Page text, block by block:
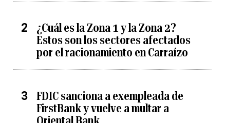
¿Cuál es la Zona 1 y la Zona 2?
Estos son los sectores afectados
por el racionamiento en Carraízo
FDIC sanciona a exempleada de
FirstBank y vuelve a multar a